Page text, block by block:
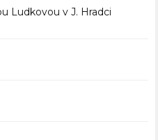
Ludkovou v J. Hradci